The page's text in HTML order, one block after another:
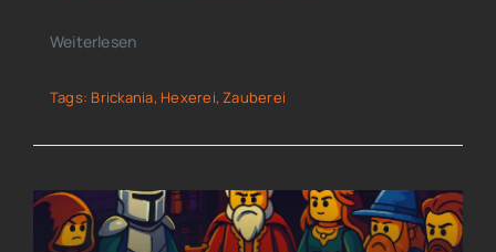
Weiterlesen
Tags: Brickania, Hexerei,Zauberei